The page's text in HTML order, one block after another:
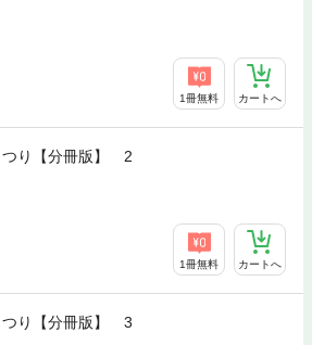
1冊無料 カートへ
つり【分冊版】 2
1冊無料 カートへ
つり【分冊版】 3